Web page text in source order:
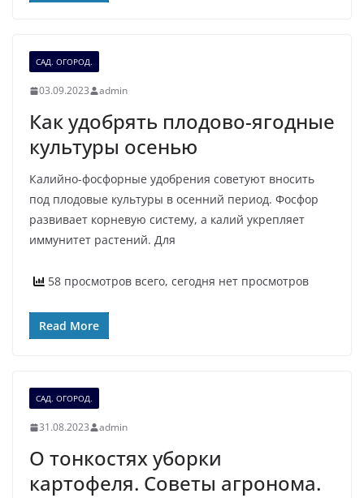
САД. ОГОРОД.
03.09.2023 admin
Как удобрять плодово-ягодные
культуры осенью
Калийно-фосфорные удобрения советуют вносить
под плодовые культуры в осенний период. Фосфор
развивает корневую систему, а калий укрепляет
иммунитет растений. Для
58 просмотров всего, сегодня нет просмотров
Read More
САД. ОГОРОД.
31.08.2023 admin
О тонкостях уборки
картофеля. Советы агронома.